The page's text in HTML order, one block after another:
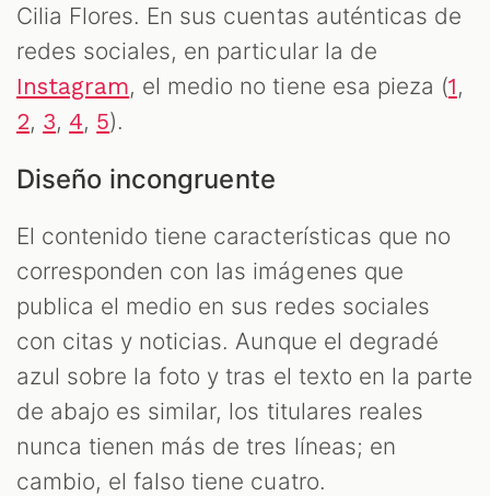
Cilia Flores. En sus cuentas auténticas de
redes sociales, en particular la de
Instagram, el medio no tiene esa pieza (1,
2, 3, 4, 5).
Diseño incongruente
El contenido tiene características que no
corresponden con las imágenes que
publica el medio en sus redes sociales
con citas y noticias. Aunque el degradé
azul sobre la foto y tras el texto en la parte
de abajo es similar, los titulares reales
nunca tienen más de tres líneas; en
cambio, el falso tiene cuatro.